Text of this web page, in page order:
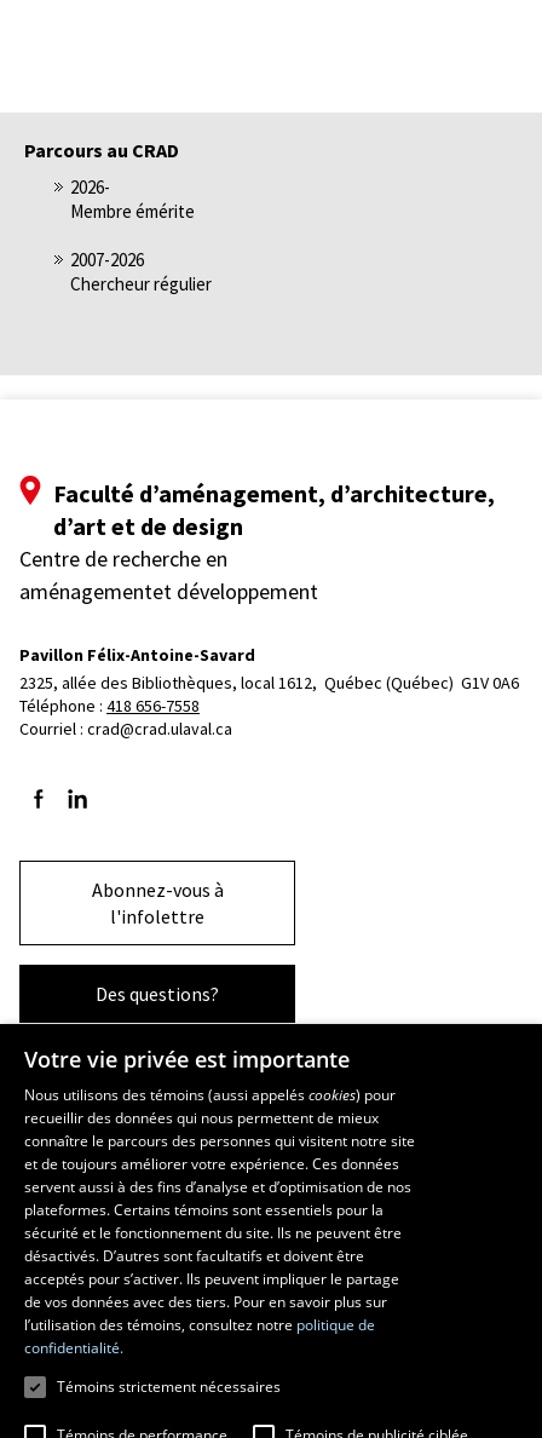
Parcours au CRAD
2026-
Membre émérite
2007-2026
Chercheur régulier
Faculté d’aménagement, d’architecture,
d’art et de design
Centre de recherche en
aménagementet développement
Pavillon Félix-Antoine-Savard
2325, allée des Bibliothèques, local 1612, Québec (Québec)  G1V 0A6
Téléphone : 418 656-7558
Courriel : crad@crad.ulaval.ca
Suivez-nous sur Facebook
Suivez-nous sur LinkedIn
Abonnez-vous à
l'infolettre
Des questions?
La Faculté et ses écoles
Faculté d’aménagement, d’architecture, d’art et de design
École d’art
École supérieure d’aménagement du territoire et de développement
régional
École d’architecture
École de design
Votre vie privée est importante
Nous utilisons des témoins (aussi appeléscookies) pour
recueillir des données qui nous permettent de mieux
connaître le parcours des personnes qui visitent notre site
et de toujours améliorer votre expérience. Ces données
servent aussi à des fins d’analyse et d’optimisation de nos
plateformes. Certains témoins sont essentiels pour la
sécurité et le fonctionnement du site. Ils ne peuvent être
désactivés. D’autres sont facultatifs et doivent être
acceptés pour s’activer. Ils peuvent impliquer le partage
de vos données avec des tiers. Pour en savoir plus sur
l’utilisation des témoins, consultez notre politique de
confidentialité.
Témoins strictement nécessaires